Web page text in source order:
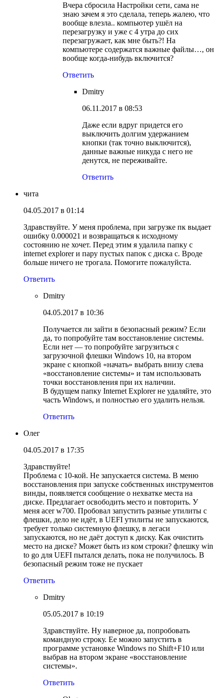
Вчера сбросила Настройки сети, сама не
знаю зачем я это сделала, теперь жалею, что
вообще влезла.. компьютер ушёл на
перезагрузку и уже с 4 утра до сих
перезагружает, как мне быть?! На
компьютере содержатся важные файлы…, он
вообще когда-нибудь включится?
Ответить
Dmitry
06.11.2017 в 08:53
Даже если вдруг придется его
выключить долгим удержанием
кнопки (так точно выключится),
данные важные никуда с него не
денутся, не переживайте.
Ответить
чита
04.05.2017 в 01:14
Здравствуйте. У меня проблема, при загрузке пк выдает
ошибку 0.000021 и возвращаться к исходному
состоянию не хочет. Перед этим я удалила папку с
internet explorer и пару пустых папок с диска с. Вроде
больше ничего не трогала. Помогите пожалуйста.
Ответить
Dmitry
04.05.2017 в 10:36
Получается ли зайти в безопасный режим? Если
да, то попробуйте там восстановление системы.
Если нет — то попробуйте загрузиться с
загрузочной флешки Windows 10, на втором
экране с кнопкой «начать» выбрать внизу слева
«восстановление системы» и там использовать
точки восстановления при их наличии.
В будущем папку Internet Explorer не удаляйте, это
часть Windows, и полностью его удалить нельзя.
Ответить
Олег
04.05.2017 в 17:35
Здравствуйте!
Проблема с 10-кой. Не запускается система. В меню
восстановления при запуске собственных инструментов
винды, появляется сообщение о нехватке места на
диске. Предлагает освободить место и повторить. У
меня acer w700. Пробовал запустить разные утилиты с
флешки, дело не идёт, в UEFI утилиты не запускаются,
требует только системную флешку, в легаси
запускаются, но не даёт доступ к диску. Как очистить
место на диске? Может быть из ком строки? флешку win
to go для UEFI пытался делать, пока не получилось. В
безопасный режим тоже не пускает
Ответить
Dmitry
05.05.2017 в 10:19
Здравствуйте. Ну наверное да, попробовать
командную строку. Ее можно запустить в
программе установке Windows по Shift+F10 или
выбрав на втором экране «восстановление
системы».
Ответить